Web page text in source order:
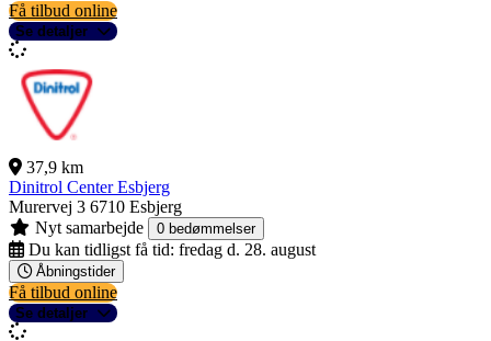
Få tilbud online
Se detaljer
37,9 km
Dinitrol Center Esbjerg
Murervej 3 6710 Esbjerg
Nyt samarbejde
0 bedømmelser
Du kan tidligst få tid: fredag d. 28. august
Åbningstider
Få tilbud online
Se detaljer